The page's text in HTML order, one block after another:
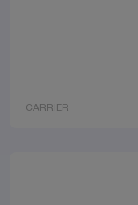
CARRIER